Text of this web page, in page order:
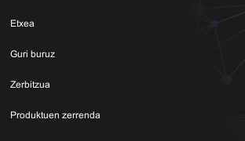
Etxea
Guri buruz
Zerbitzua
Produktuen zerrenda